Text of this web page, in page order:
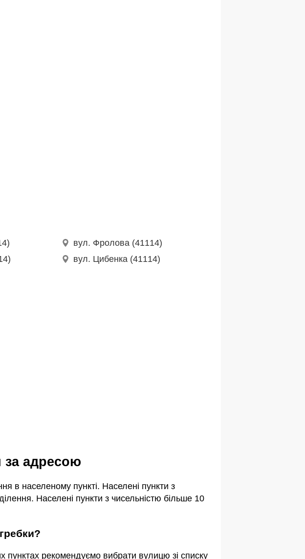
вул. Фролова (41114)
вул. Цибенка (41114)
за адресою
в населеному пункті. Населені пункти з
Населені пункти з чисельністю більше 10
пунктах рекомендуємо вибрати вулицю зі списку